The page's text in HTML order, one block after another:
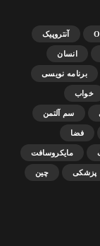
آنتروپیک
انسان
برنامه نویسی
خواب
سم آلتمن
فضا
مایکروسافت
پزشکی چین